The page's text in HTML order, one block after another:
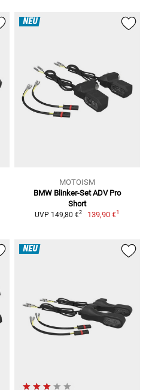
NEU
MOTOISM
BMW Blinker-Set ADV Pro
Short
UVP 149,80 €2 139,90 €1
NEU